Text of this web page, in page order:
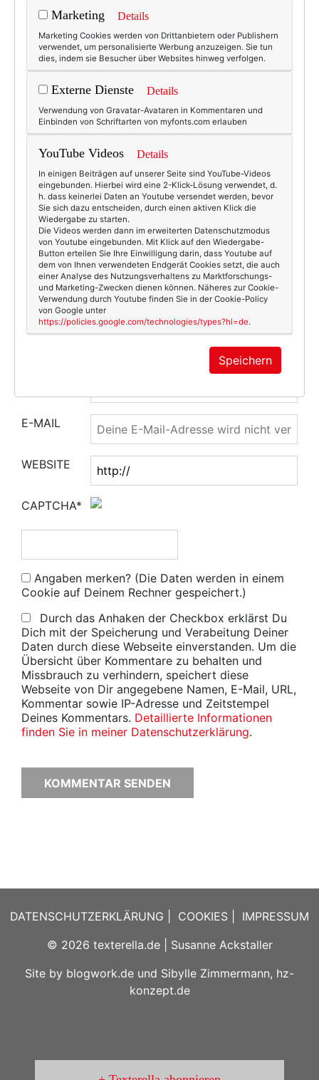
dirndl,lederhose,modesünden
E-MAIL
WEBSITE
CAPTCHA*
Angaben merken? (Die Daten werden in einem
Cookie auf Deinem Rechner gespeichert.)
Durch das Anhaken der Checkbox erklärst Du
Dich mit der Speicherung und Verabeitung Deiner
Daten durch diese Webseite einverstanden. Um die
Übersicht über Kommentare zu behalten und
Missbrauch zu verhindern, speichert diese
Webseite von Dir angegebene Namen, E-Mail, URL,
Kommentar sowie IP-Adresse und Zeitstempel
Deines Kommentars. Detaillierte Informationen
finden Sie in meiner Datenschutzerklärung.
DATENSCHUTZERKLÄRUNG COOKIES
IMPRESSUM
© 2026 texterella.de| Susanne Ackstaller
Site by blogwork.de und Sibylle Zimmermann, hz-
konzept.de
Marketing Details
Marketing Cookies werden von Drittanbietern oder Publishern
verwendet, um personalisierte Werbung anzuzeigen. Sie tun
dies, indem sie Besucher über Websites hinweg verfolgen.
Externe Dienste Details
Verwendung von Gravatar-Avataren in Kommentaren und
Einbinden von Schriftarten von myfonts.com erlauben
YouTube Videos Details
In einigen Beiträgen auf unserer Seite sind YouTube-Videos
eingebunden. Hierbei wird eine 2-Klick-Lösung verwendet, d.
h. dass keinerlei Daten an Youtube versendet werden, bevor
Sie sich dazu entscheiden, durch einen aktiven Klick die
Wiedergabe zu starten.
Die Videos werden dann im erweiterten Datenschutzmodus
von Youtube eingebunden. Mit Klick auf den Wiedergabe-
Button erteilen Sie Ihre Einwilligung darin, dass Youtube auf
dem von Ihnen verwendeten Endgerät Cookies setzt, die auch
einer Analyse des Nutzungsverhaltens zu Marktforschungs-
und Marketing-Zwecken dienen können. Näheres zur Cookie-
Verwendung durch Youtube finden Sie in der Cookie-Policy
von Google unter
https://policies.google.com/technologies/types?hl=de.
Speichern